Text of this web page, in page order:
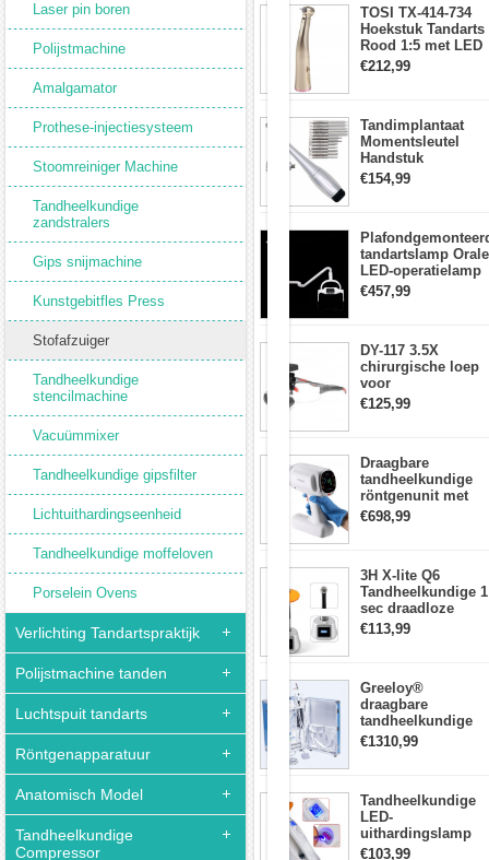
Laser pin boren
Polijstmachine
Amalgamator
Prothese-injectiesysteem
Stoomreiniger Machine
Tandheelkundige
zandstralers
Gips snijmachine
Kunstgebitfles Press
Stofafzuiger
Tandheelkundige
stencilmachine
Vacuümmixer
Tandheelkundige gipsfilter
Lichtuithardingseenheid
Tandheelkundige moffeloven
Porselein Ovens
Verlichting Tandartspraktijk
Polijstmachine tanden
Luchtspuit tandarts
Röntgenapparatuur
Anatomisch Model
Tandheelkundige
Compressor
TOSI TX-414-734
Hoekstuk Tandarts
Rood 1:5 met LED
Licht Mini hoofd
€212,99
Tandimplantaat
Momentsleutel
Handstuk
Universele met 12
Schroevendraaiers
€154,99
tandartslamp Orale
LED-operatielamp
6 LED-lens met
€457,99
DY-117 3.5X
chirurgische loep
voor
tandheelkunde +
DY-010 draadloze
€125,99
Draagbare
tandheelkundige
röntgenunit met
hoge frequentie
intraorale
€698,99
3H X-lite Q6
Tandheelkundige 1
sec draadloze
LED-
Uithardingslamp
behuizing
€113,99
Greeloy®
draagbare
tandheelkundige
Eenheid met
luchtCompressor
ultrasone scaler)
€1310,99
Tandheelkundige
LED-
uithardingslamp
Draadloos met
€103,99
Kenmerken:
1.Het
wordt
geleverd
micro-
geluidszuiging,
en
drie
lichtstrips
respectievelijk
de
voorkant,
links
voor
driedimensionale
verlichting,
er
geen
visuele
schaduw
ontstaat
tijdens
werk.
2.Fijn
wordt
tijdens
het
werk
(vereist
een
externe
stofzuiger),
en
grovere
vallen
de
afvalopvangbak